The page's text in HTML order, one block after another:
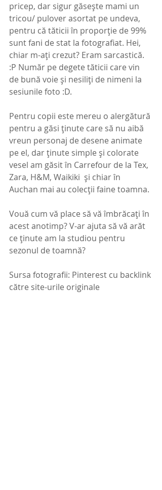
pricep, dar sigur găsește mami un
tricou/ pulover asortat pe undeva,
pentru că tăticii în proporție de 99%
sunt fani de stat la fotografiat. Hei,
chiar m-ați crezut? Eram sarcastică.
:P Număr pe degete tăticii care vin
de bună voie și nesiliți de nimeni la
sesiunile foto :D.
Pentru copii este mereu o alergătură
pentru a găsi ținute care să nu aibă
vreun personaj de desene animate
pe el, dar ținute simple și colorate
vesel am găsit în Carrefour de la Tex,
Zara, H&M, Waikiki  și chiar în
Auchan mai au colecții faine toamna.
Vouă cum vă place să vă îmbrăcați în
acest anotimp? V-ar ajuta să vă arăt
ce ținute am la studiou pentru
sezonul de toamnă?
Sursa fotografii: Pinterest cu backlink
către site-urile originale